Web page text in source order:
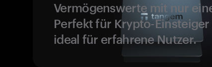
Vermögenswerte mit nur
Perfekt für Krypto-
ideal für erfahrene Nutzer.